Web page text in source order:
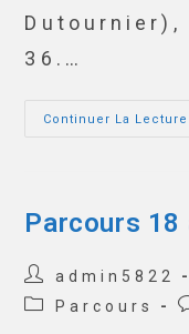
Dutournier),
36.…
Continuer La Lecture
Parcours 18
admin5822
Parcours